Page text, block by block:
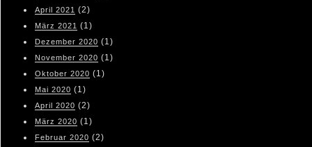
April 2021 (2)
März 2021 (1)
Dezember 2020 (1)
November 2020 (1)
Oktober 2020 (1)
Mai 2020 (1)
April 2020 (2)
März 2020 (1)
Februar 2020 (2)